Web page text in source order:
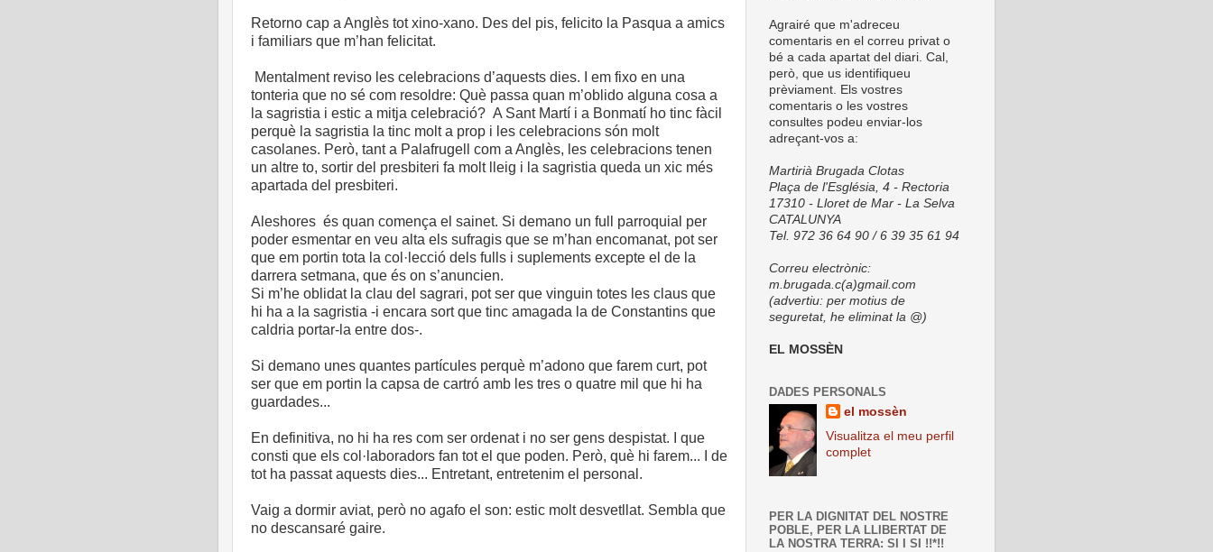
Retorno cap a Anglès tot xino-xano. Des del pis, felicito la Pasqua a amics
i familiars que m’han felicitat.
Mentalment reviso les celebracions d’aquests dies. I em fixo en una
tonteria que no sé com resoldre: Què passa quan m’oblido alguna cosa a
la sagristia i estic a mitja celebració? A Sant Martí i a Bonmatí ho tinc fàcil
perquè la sagristia la tinc molt a prop i les celebracions són molt
casolanes. Però, tant a Palafrugell com a Anglès, les celebracions tenen
un altre to, sortir del presbiteri fa molt lleig i la sagristia queda un xic més
apartada del presbiteri.
Aleshores és quan comença el sainet. Si demano un full parroquial per
poder esmentar en veu alta els sufragis que se m’han encomanat, pot ser
que em portin tota la col·lecció dels fulls i suplements excepte el de la
darrera setmana, que és on s’anuncien.
Si m’he oblidat la clau del sagrari, pot ser que vinguin totes les claus que
hi ha a la sagristia -i encara sort que tinc amagada la de Constantins que
caldria portar-la entre dos-.
Si demano unes quantes partícules perquè m’adono que farem curt, pot
ser que em portin la capsa de cartró amb les tres o quatre mil que hi ha
guardades...
En definitiva, no hi ha res com ser ordenat i no ser gens despistat. I que
consti que els col·laboradors fan tot el que poden. Però, què hi farem... I de
tot ha passat aquests dies... Entretant, entretenim el personal.
Vaig a dormir aviat, però no agafo el son: estic molt desvetllat. Sembla que
no descansaré gaire.
Agrairé que m'adreceu
comentaris en el correu privat o
bé a cada apartat del diari. Cal,
però, que us identifiqueu
prèviament. Els vostres
comentaris o les vostres
consultes podeu enviar-los
adreçant-vos a:
Martirià Brugada Clotas
Plaça de l'Església, 4 - Rectoria
17310 - Lloret de Mar - La Selva
CATALUNYA
Tel. 972 36 64 90 / 6 39 35 61 94
Correu electrònic:
m.brugada.c(a)gmail.com
(advertiu: per motius de
seguretat, he eliminat la @)
EL MOSSÈN
DADES PERSONALS
el mossèn
Visualitza el meu perfil
complet
PER LA DIGNITAT DEL NOSTRE
POBLE, PER LA LLIBERTAT DE
LA NOSTRA TERRA: SI I SI !!*!!